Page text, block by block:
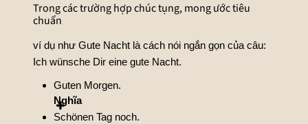
Trong các trường hợp chúc tụng, mong ước tiêu
chuẩn
ví dụ như Gute Nacht là cách nói ngắn gọn của câu:
Ich wünsche Dir eine gute Nacht.
Guten Morgen.
Nghĩa
Schönen Tag noch.